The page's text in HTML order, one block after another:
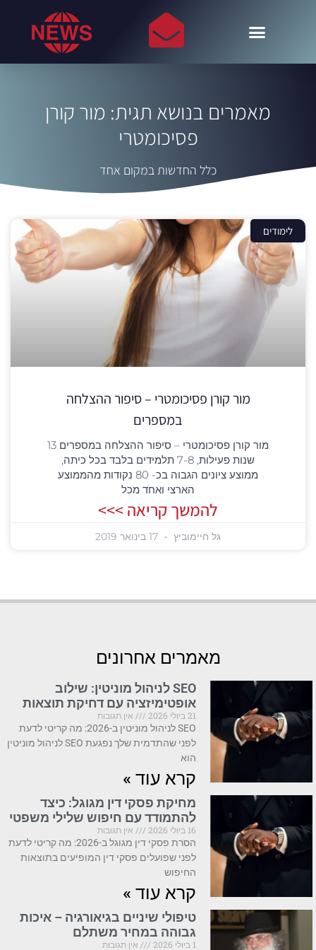
מאמרים בנושא תגית: מור קורן
פסיכומטרי
כלל החדשות במקום אחד
לימודים
מור קורן פסיכומטרי – סיפור ההצלחה
במספרים
מור קורן פסיכומטרי – סיפור ההצלחה במספרים 13
שנות פעילות, 7-8 תלמידים בלבד בכל כיתה,
ממוצע ציונים הגבוה בכ- 80 נקודות מהממוצע
הארצי ואחד מכל
להמשך קריאה >>>
גל חיימוביץ
מאמרים אחרונים
SEO לניהול מוניטין: שילוב
אופטימיזציה עם דחיקת תוצאות
21 ביולי 2026
אין תגובות
SEO לניהול מוניטין ב-2026: מה קריטי לדעת
לפני שהתדמית שלך נפגעת SEO לניהול מוניטין
הוא
קרא עוד »
מחיקת פסקי דין מגוגל: כיצד
להתמודד עם חיפוש שלילי משפטי
16 ביולי 2026
אין תגובות
הסרת פסקי דין מגוגל ב-2026: מה קריטי לדעת
לפני שפועלים פסקי דין המופיעים בתוצאות
החיפוש
קרא עוד »
טיפולי שיניים בגיאורגיה – איכות
גבוהה במחיר משתלם
1 ביולי 2026 אין תגובות